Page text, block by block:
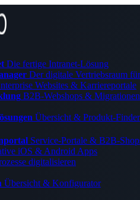
Die fertige Intranet-Lösung
Der digitale Vertriebsraum
Websites & Karriereportale
B2B-Webshops & Migrationen
Übersicht & Produkt-Finder
Service-Portale & B2B-
iOS & Android Apps
digitalisieren
Übersicht & Konfigurator